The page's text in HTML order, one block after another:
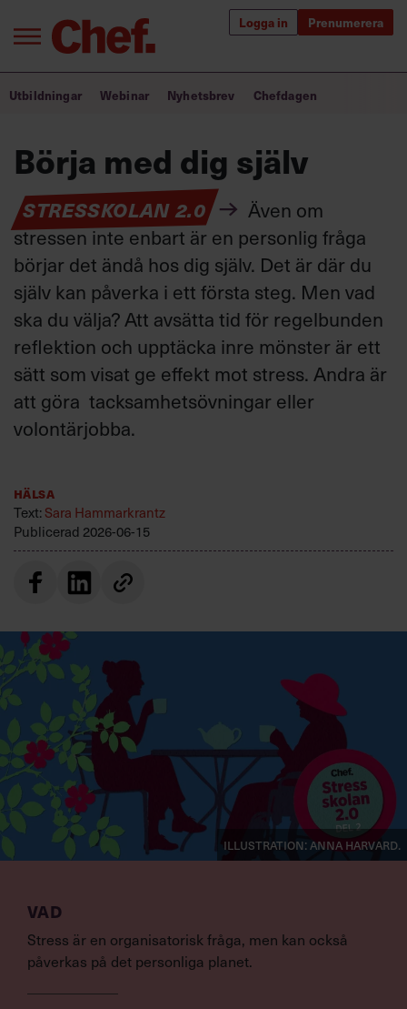
Logga in Prenumerera
Annonsera
Om oss
Kontakta oss
Kundservice
Villkor och policy för
personuppgiftsbehandling
Sök
efter:
Bra ledare förändrar världen
Utbildning för ledare
Chefakademin+
Populära utbildningar
Utbildningar Webinar Nyhetsbrev Chefdagen
Börja med dig själv
STRESSKOLAN 2.0
Även om
stressen inte enbart är en personlig fråga
börjar det ändå hos dig själv. Det är där du
själv kan påverka i ett första steg. Men vad
ska du välja? Att avsätta tid för regelbunden
reflektion och upptäcka inre mönster är ett
sätt som visat ge effekt mot stress. Andra är
att göra tacksamhetsövningar eller
volontärjobba.
Hälsa
Text:Sara Hammarkrantz
Publicerad 2026-06-15
VAD
Stress är en organisatorisk fråga, men kan också
påverkas på det personliga planet.
Illustration: Anna Harvard.